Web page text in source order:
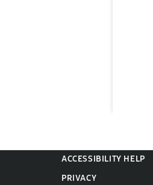
ACCESSIBILITY HELP
PRIVACY